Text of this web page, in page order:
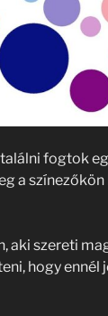
fogtok
a
aki szereti
hogy ennél